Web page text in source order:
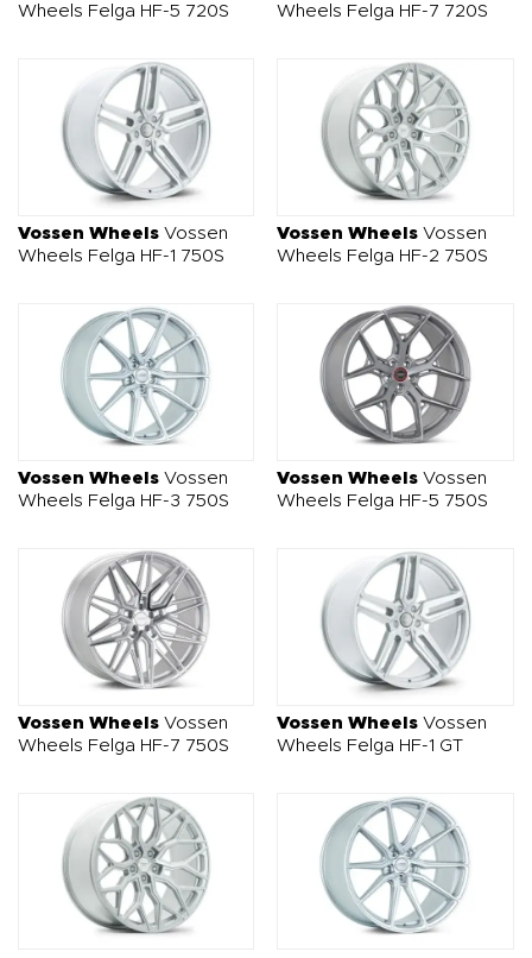
Wheels Felga HF-5 720S
Wheels Felga HF-7 720S
Vossen Wheels Vossen
Wheels Felga HF-1 750S
Vossen Wheels Vossen
Wheels Felga HF-2 750S
Vossen Wheels Vossen
Wheels Felga HF-3 750S
Vossen Wheels Vossen
Wheels Felga HF-5 750S
Vossen Wheels Vossen
Wheels Felga HF-7 750S
Vossen Wheels Vossen
Wheels Felga HF-1 GT